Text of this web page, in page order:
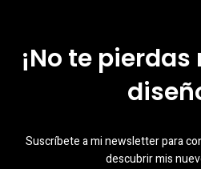
¡No te
Suscríbete a mi newsletter para
descubrir mis